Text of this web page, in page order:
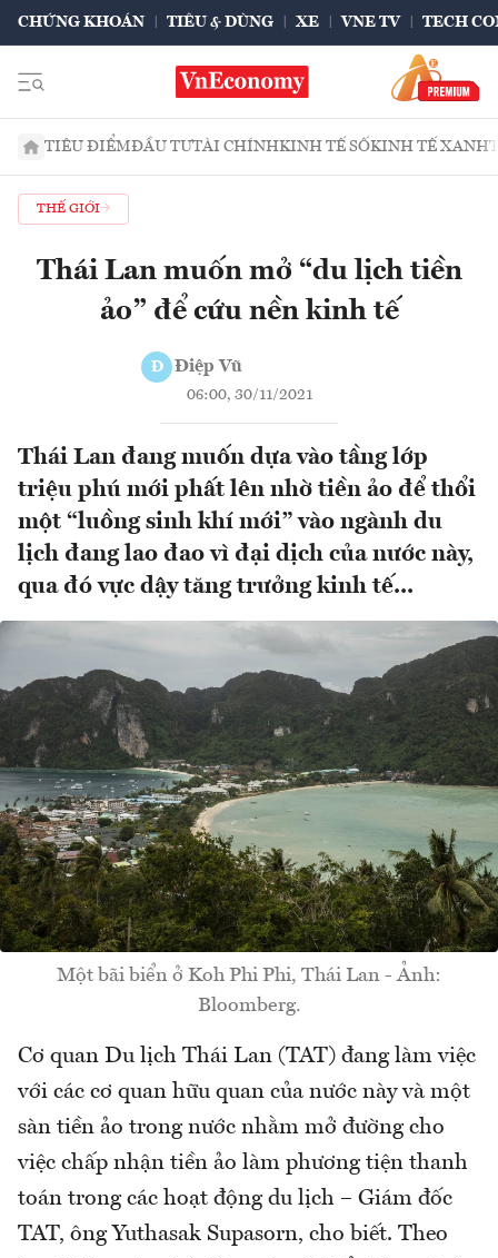
CHỨNG KHOÁN TIÊU & DÙNG XE VNE TV TECH
TIÊU ĐIỂMĐẦU TƯTÀI CHÍNHKINH TẾ SỐKINH TẾ XANH
THẾ GIỚI
Thái Lan muốn mở “du lịch tiền
ảo” để cứu nền kinh tế
Đ Điệp Vũ
06:00, 30/11/2021
Thái Lan đang muốn dựa vào tầng lớp
triệu phú mới phất lên nhờ tiền ảo để thổi
một “luồng sinh khí mới” vào ngành du
lịch đang lao đao vì đại dịch của nước này,
qua đó vực dậy tăng trưởng kinh tế...
Một bãi biển ở Koh Phi Phi, Thái Lan - Ảnh:
Bloomberg.
Cơ quan Du lịch Thái Lan (TAT) đang làm việc
với các cơ quan hữu quan của nước này và một
sàn tiền ảo trong nước nhằm mở đường cho
việc chấp nhận tiền ảo làm phương tiện thanh
toán trong các hoạt động du lịch – Giám đốc
TAT, ông Yuthasak Supasorn, cho biết. Theo